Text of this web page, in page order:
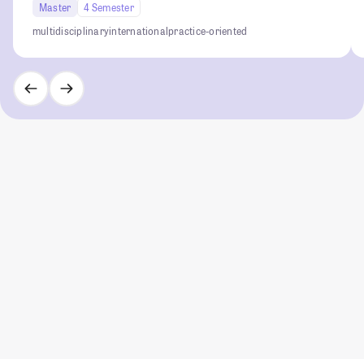
Master
4 Semester
multidisciplinaryinternationalpractice-oriented